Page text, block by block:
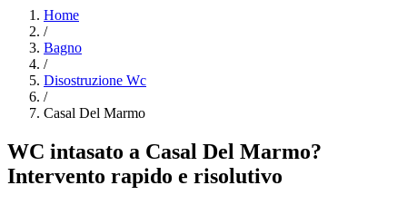
Home
/
Bagno
/
Disostruzione Wc
/
Casal Del Marmo
WC intasato a Casal Del Marmo?
Intervento rapido e risolutivo